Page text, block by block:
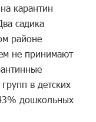
карантин
садика
районе
не принимают
в детских
дошкольных